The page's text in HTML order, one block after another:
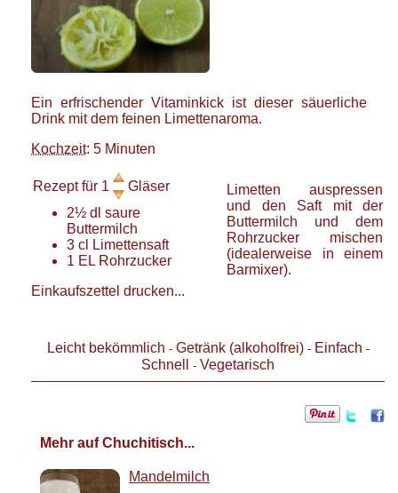
Ein erfrischender Vitaminkick ist dieser säuerliche
Drink mit dem feinen Limettenaroma.
Kochzeit: 5 Minuten
Rezept für 1
Gläser
2½ dl saure
Buttermilch
3 cl
Limettensaft
1 EL Rohrzucker
Einkaufszettel drucken...
Limetten auspressen
und den Saft mit der
Buttermilch und dem
Rohrzucker mischen
(idealerweise in einem
Barmixer).
Leicht bekömmlich - Getränk (alkoholfrei)- Einfach -
Schnell - Vegetarisch
Mehr auf Chuchitisch...
Mandelmilch